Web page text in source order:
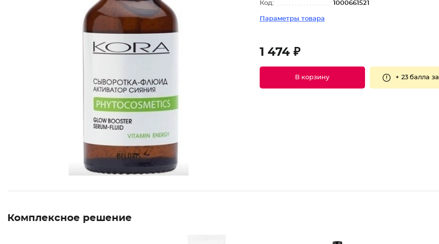
Код: 1000661521
Параметры товара
1 474 ₽
В корзину + 23 балла
Комплексное решение